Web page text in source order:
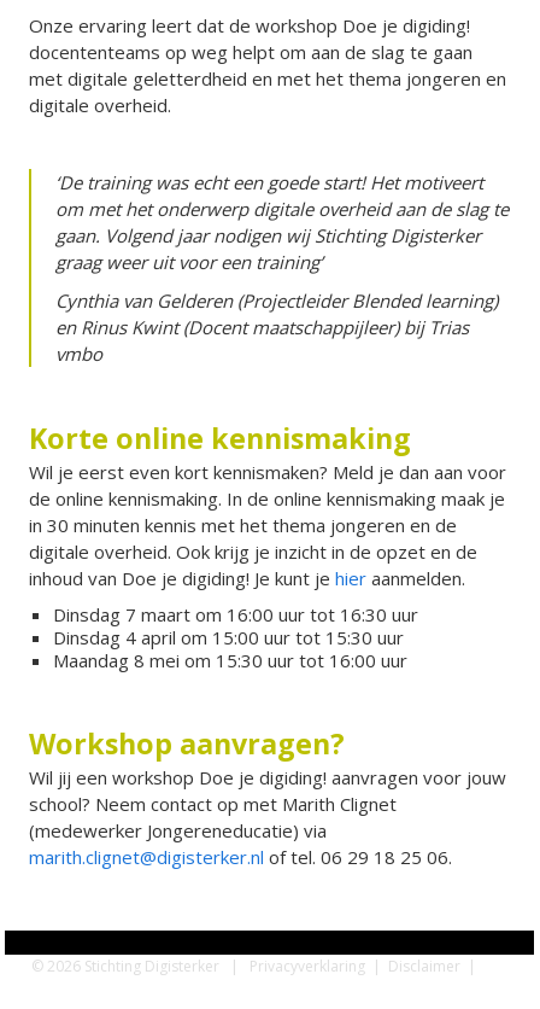
Onze ervaring leert dat de workshop Doe je digiding!
docententeams op weg helpt om aan de slag te gaan
met digitale geletterdheid en met het thema jongeren en
digitale overheid.
‘De training was echt een goede start! Het motiveert
om met het onderwerp digitale overheid aan de slag te
gaan. Volgend jaar nodigen wij Stichting Digisterker
graag weer uit voor een training’
Cynthia van Gelderen (Projectleider Blended learning)
en Rinus Kwint (Docent maatschappijleer) bij Trias
vmbo
Korte online kennismaking
Wil je eerst even kort kennismaken? Meld je dan aan voor
de online kennismaking. In de online kennismaking maak je
in 30 minuten kennis met het thema jongeren en de
digitale overheid. Ook krijg je inzicht in de opzet en de
inhoud van Doe je digiding! Je kunt jehieraanmelden.
Dinsdag 7 maart om 16:00 uur tot 16:30 uur
Dinsdag 4 april om 15:00 uur tot 15:30 uur
Maandag 8 mei om 15:30 uur tot 16:00 uur
Workshop aanvragen?
Wil jij een workshop Doe je digiding! aanvragen voor jouw
school? Neem contact op met Marith Clignet
(medewerker Jongereneducatie) via
marith.clignet@digisterker.nl of tel. 06 29 18 25 06.
© 2026 Stichting Digisterker | Privacyverklaring | Disclaimer |